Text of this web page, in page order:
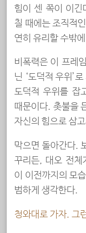
힘이 센 쪽이 이긴
칠 때에는 조직적
연히 유리할 수밖
비폭력은 이 프레
닌 ‘도덕적 우위’
도덕적 우위를 잡
때문이다. 촛불을
자신의 힘으로 삼
막으면 돌아간다.
꾸리든, 대오 전체
이 이전까지의 모
범하게 생각한다.
청와대로 가자. 그